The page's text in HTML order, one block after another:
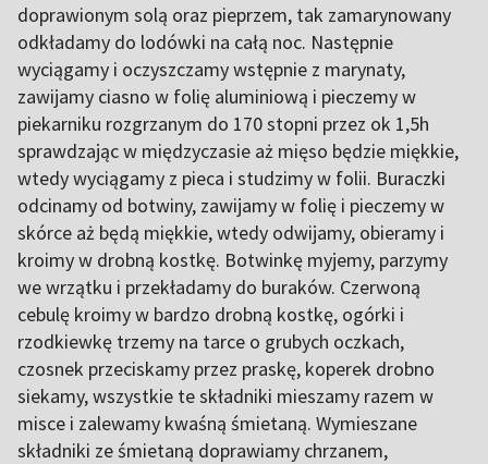
doprawionym solą oraz pieprzem, tak zamarynowany
odkładamy do lodówki na całą noc. Następnie
wyciągamy i oczyszczamy wstępnie z marynaty,
zawijamy ciasno w folię aluminiową i pieczemy w
piekarniku rozgrzanym do 170 stopni przez ok 1,5h
sprawdzając w międzyczasie aż mięso będzie miękkie,
wtedy wyciągamy z pieca i studzimy w folii. Buraczki
odcinamy od botwiny, zawijamy w folię i pieczemy w
skórce aż będą miękkie, wtedy odwijamy, obieramy i
kroimy w drobną kostkę. Botwinkę myjemy, parzymy
we wrzątku i przekładamy do buraków. Czerwoną
cebulę kroimy w bardzo drobną kostkę, ogórki i
rzodkiewkę trzemy na tarce o grubych oczkach,
czosnek przeciskamy przez praskę, koperek drobno
siekamy, wszystkie te składniki mieszamy razem w
misce i zalewamy kwaśną śmietaną. Wymieszane
składniki ze śmietaną doprawiamy chrzanem,